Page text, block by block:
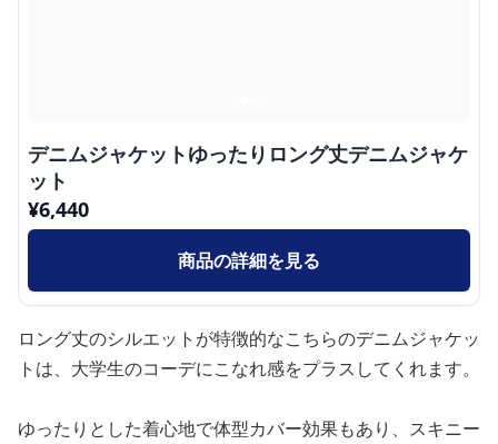
デニムジャケットゆったりロング丈デニムジャケ
ット
¥6,440
商品の詳細を見る
ロング丈のシルエットが特徴的なこちらのデニムジャケッ
トは、大学生のコーデにこなれ感をプラスしてくれます。
ゆったりとした着心地で体型カバー効果もあり、スキニー